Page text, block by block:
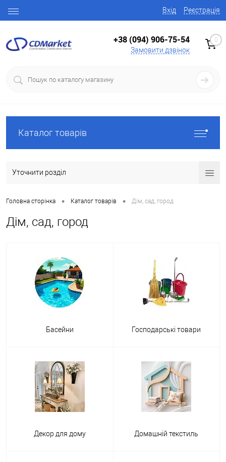
Вхід Реєстрація
+38 (094) 906-75-54
Замовити дзвінок
0
Каталог товарів
Уточнити розділ
Головна сторінка • Каталог товарів • Дім, сад, город
Дім, сад, город
Басейни Господарські товари
Декор для дому Домашній текстиль